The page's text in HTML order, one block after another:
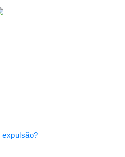
expulsão?